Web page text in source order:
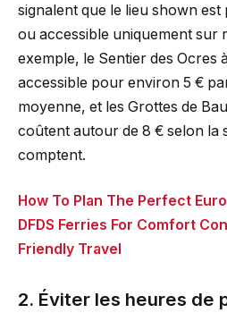
signalent que le lieu shown
ou accessible uniquement sur
exemple, le Sentier des Ocres
accessible pour environ 5 €
moyenne, et les Grottes de
coûtent autour de 8 € selon la
comptent.
How To Plan The Perfect
DFDS Ferries For Comfort
Friendly Travel
2. Éviter les heures de